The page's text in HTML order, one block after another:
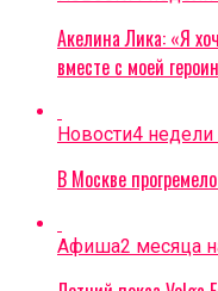
Акелина Лика: «Я
вместе с моей
Новости4 недели
В Москве
Афиша2 месяца